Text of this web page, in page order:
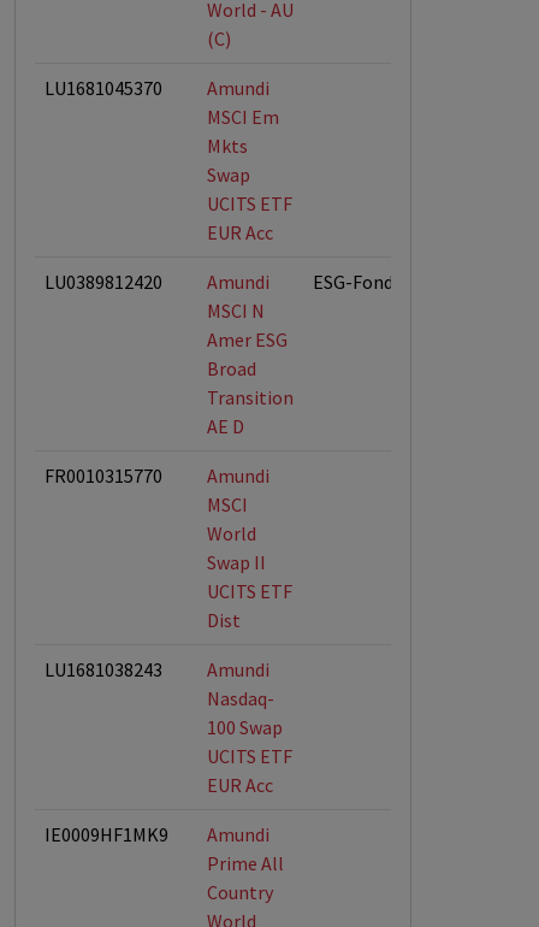
World - AU
(C)
LU1681045370
Amundi
MSCI Em
Mkts
Swap
UCITS ETF
EUR Acc
LU0389812420
Amundi
MSCI N
Amer ESG
Broad
Transition
AE D
ESG-Fonds
FR0010315770
Amundi
MSCI
World
Swap II
UCITS ETF
Dist
LU1681038243
Amundi
Nasdaq-
100 Swap
UCITS ETF
EUR Acc
IE0009HF1MK9
Amundi
Prime All
Country
World